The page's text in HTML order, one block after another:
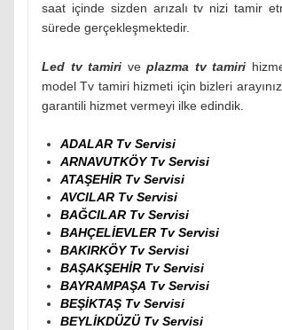
saat içinde sizden arızalı tv nizi tamir
sürede gerçekleşmektedir.
Led tv tamiri ve plazma tv tamiri
model Tv tamiri hizmeti için bizleri
garantili hizmet vermeyi ilke edindik.
ADALAR Tv Servisi
ARNAVUTKÖY Tv Servisi
ATAŞEHİR Tv Servisi
AVCILAR Tv Servisi
BAĞCILAR Tv Servisi
BAHÇELİEVLER Tv Servisi
BAKIRKÖY Tv Servisi
BAŞAKŞEHİR Tv Servisi
BAYRAMPAŞA Tv Servisi
BEŞİKTAŞ Tv Servisi
BEYLİKDÜZÜ Tv Servisi